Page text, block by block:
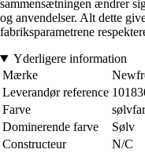
sammensætningen ændrer
og anvendelser. Alt dette
fabriksparametrene
Yderligere information
Mærke
Leverandør reference
Farve
Dominerende farve
Sølv
Constructeur
N/C